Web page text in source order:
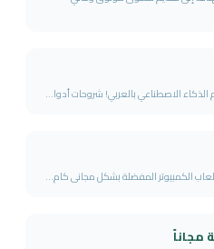
الاصطناعي بالعربي! شروحات أدوا...
مجاناً